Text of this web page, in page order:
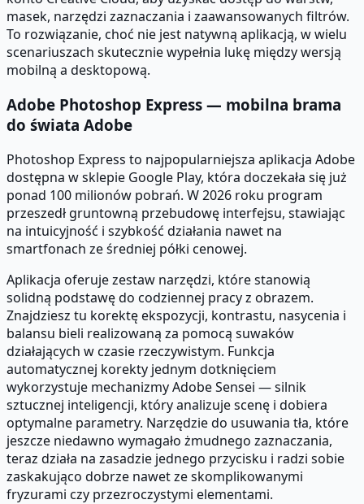
masek, narzędzi zaznaczania i zaawansowanych filtrów.
To rozwiązanie, choć nie jest natywną aplikacją, w wielu
scenariuszach skutecznie wypełnia lukę między wersją
mobilną a desktopową.
Adobe Photoshop Express — mobilna brama
do świata Adobe
Photoshop Express to najpopularniejsza aplikacja Adobe
dostępna w sklepie Google Play, która doczekała się już
ponad 100 milionów pobrań. W 2026 roku program
przeszedł gruntowną przebudowę interfejsu, stawiając
na intuicyjność i szybkość działania nawet na
smartfonach ze średniej półki cenowej.
Aplikacja oferuje zestaw narzędzi, które stanowią
solidną podstawę do codziennej pracy z obrazem.
Znajdziesz tu korektę ekspozycji, kontrastu, nasycenia i
balansu bieli realizowaną za pomocą suwaków
działających w czasie rzeczywistym. Funkcja
automatycznej korekty jednym dotknięciem
wykorzystuje mechanizmy Adobe Sensei — silnik
sztucznej inteligencji, który analizuje scenę i dobiera
optymalne parametry. Narzędzie do usuwania tła, które
jeszcze niedawno wymagało żmudnego zaznaczania,
teraz działa na zasadzie jednego przycisku i radzi sobie
zaskakująco dobrze nawet ze skomplikowanymi
fryzurami czy przezroczystymi elementami.